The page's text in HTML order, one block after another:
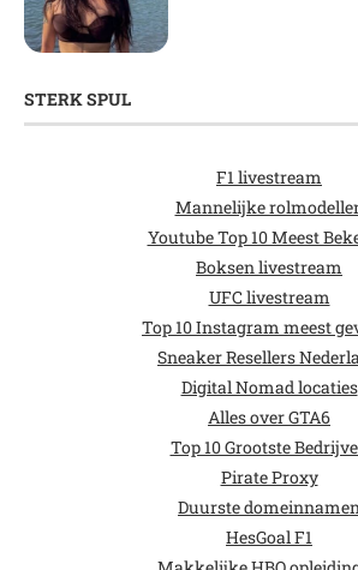
STERK SPUL
F1 livestream
Mannelijke
Youtube Top 10 Meest
Boksen livestream
UFC livestream
Top 10 Instagram meest
Sneaker Resellers
Digital Nomad locaties
Alles over GTA6
Top 10 Grootste
Pirate Proxy
Duurste domeinnamen
HesGoal F1